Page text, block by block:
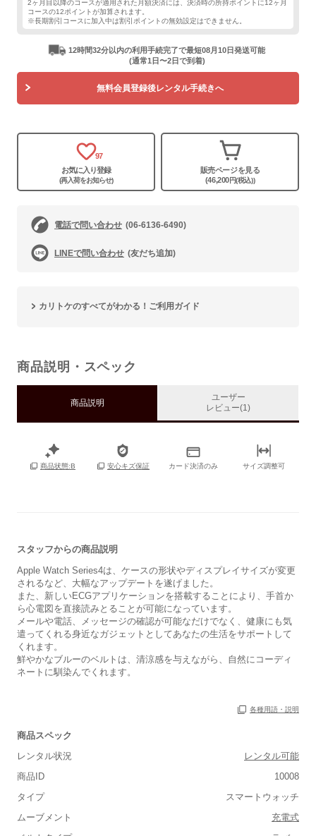
2ヶ月目以降のコースが適用された月額決済には、決済時の所持ポイントに12ヶ月
コースの12ポイントが加算されます。
※長期割引コースに加入中は割引ポイントの無効設定はできません。
12時間32分以内の利用手続完了で最短08月10日発送可能
(通常1日〜2日で到着)
無料会員登録後レンタル手続きへ
97
お気に入り登録
(再入荷をお知らせ)
販売ページを見る
(46,200円(税込))
電話で問い合わせ (06-6136-6490)
LINEで問い合わせ (友だち追加)
カリトケのすべてがわかる！ご利用ガイド
商品説明・スペック
商品説明
ユーザー
レビュー(1)
商品状態:B 安心キズ保証 カード決済のみ サイズ調整可
スタッフからの商品説明
Apple Watch Series4は、ケースの形状やディスプレイサイズが変更
されるなど、大幅なアップデートを遂げました。
また、新しいECGアプリケーションを搭載することにより、手首か
ら心電図を直接読みとることが可能になっています。
メールや電話、メッセージの確認が可能なだけでなく、健康にも気
遣ってくれる身近なガジェットとしてあなたの生活をサポートして
くれます。
鮮やかなブルーのベルトは、清涼感を与えながら、自然にコーディ
ネートに馴染んでくれます。
各種用語・説明
商品スペック
レンタル状況
レンタル可能
商品ID
10008
タイプ
スマートウォッチ
ムーブメント
充電式